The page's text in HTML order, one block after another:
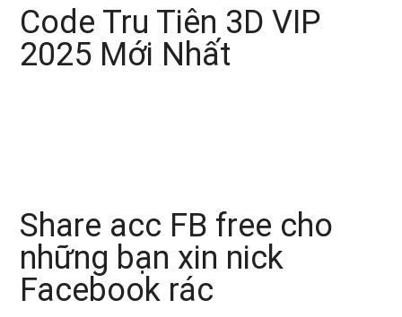
Code Tru Tiên 3D VIP
2025 Mới Nhất
Share acc FB free cho
những bạn xin nick
Facebook rác